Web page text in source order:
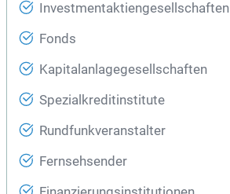
Investmentaktiengesellschaften
Fonds
Kapitalanlagegesellschaften
Spezialkreditinstitute
Rundfunkveranstalter
Fernsehsender